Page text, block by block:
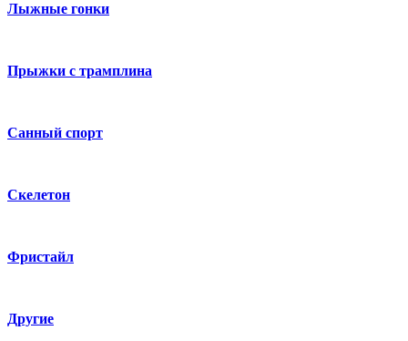
Лыжные гонки
Прыжки с трамплина
Санный спорт
Скелетон
Фристайл
Другие